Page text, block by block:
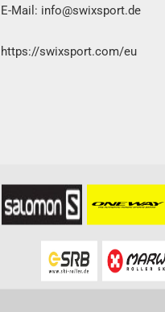
E-Mail: info@swixsport.de
https://swixsport.com/eu
Für weitere Informationen